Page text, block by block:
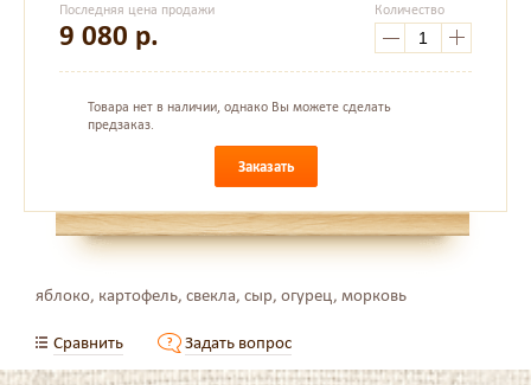
Последняя цена продажи
9 080 р.
Количество
Товара нет в наличии, однако Вы можете сделать
предзаказ.
Заказать
яблоко, картофель, свекла, сыр, огурец, морковь
Сравнить Задать вопрос